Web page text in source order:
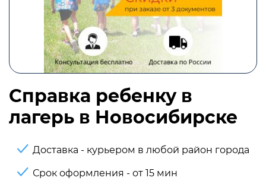
Справка ребенку в
лагерь в Новосибирске
Доставка - курьером в любой район города
Срок оформления - от 15 мин